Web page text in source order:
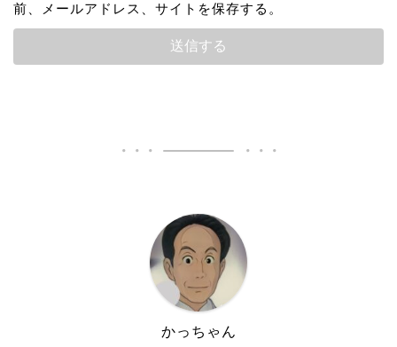
前、メールアドレス、サイトを保存する。
かっちゃん